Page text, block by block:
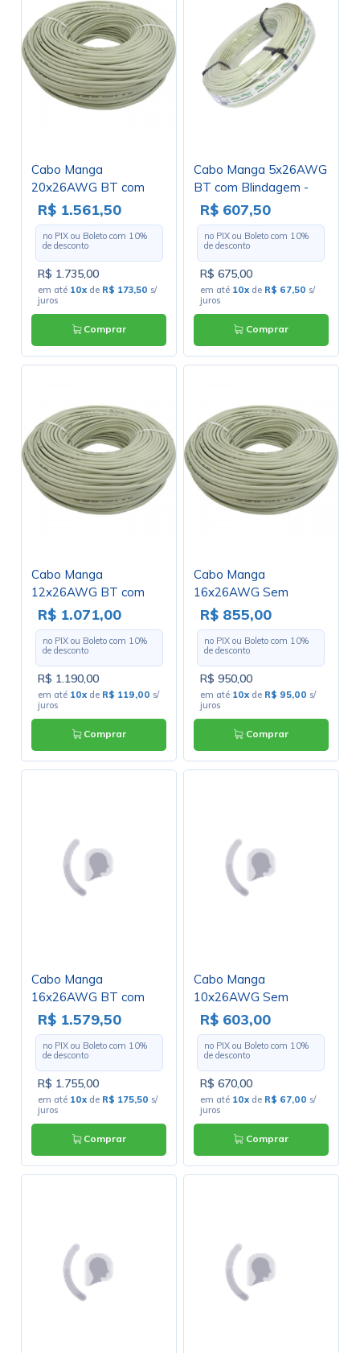
Cabo Manga
20x26AWG BT com
Blindagem - Rolo com
100 Metros
R$ 1.561,50
no PIX ou Boleto com 10%
de desconto
R$ 1.735,00
em até 10x de R$ 173,50 s/
juros
Comprar
Cabo Manga 5x26AWG
BT com Blindagem -
Rolo com 100 Metros
R$ 607,50
no PIX ou Boleto com 10%
de desconto
R$ 675,00
em até 10x de R$ 67,50 s/
juros
Comprar
Cabo Manga
12x26AWG BT com
Blindagem - Rolo com
100 Metros
R$ 1.071,00
no PIX ou Boleto com 10%
de desconto
R$ 1.190,00
em até 10x de R$ 119,00 s/
juros
Comprar
Cabo Manga
16x26AWG Sem
Blindagem - Rolo com
100 Metros
R$ 855,00
no PIX ou Boleto com 10%
de desconto
R$ 950,00
em até 10x de R$ 95,00 s/
juros
Comprar
Cabo Manga
16x26AWG BT com
Blindagem - Rolo com
100 Metros
R$ 1.579,50
no PIX ou Boleto com 10%
de desconto
R$ 1.755,00
em até 10x de R$ 175,50 s/
juros
Comprar
Cabo Manga
10x26AWG Sem
Blindagem - Rolo com
100 Metros
R$ 603,00
no PIX ou Boleto com 10%
de desconto
R$ 670,00
em até 10x de R$ 67,00 s/
juros
Comprar